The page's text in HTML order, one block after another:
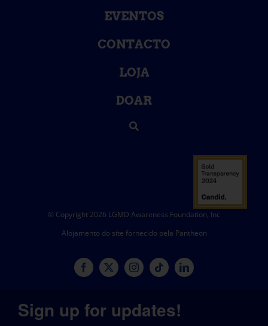
EVENTOS
CONTACTO
LOJA
DOAR
© Copyright 2026 LGMD Awareness Foundation, Inc
Alojamento do site fornecido pela Pantheon
Sign up for updates!